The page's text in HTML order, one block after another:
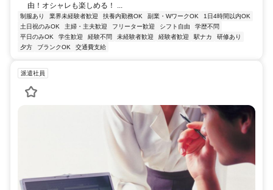
由！オシャレも楽しめる！ ...
制服あり 業界未経験者歓迎 扶養内勤務OK 副業・WワークOK
1日4時間以内OK
土日祝のみOK
主婦・主夫歓迎 フリーター歓迎 シフト自由
学歴不問
平日のみOK
学生歓迎 経験不問 未経験者歓迎 経験者歓迎 駅ナカ
研修あり
夕方
ブランクOK 交通費支給
派遣社員